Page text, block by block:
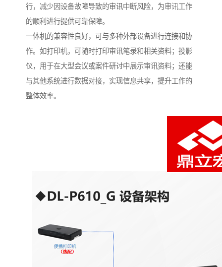
行，减少因设备故障导致的审讯中断风险，为审讯工作
的顺利进行提供可靠保障。​
一体机的兼容性良好，可与多种外部设备进行连接和协
作。如打印机，可随时打印审讯笔录和相关资料；投影
仪，用于在大型会议或案件研讨中展示审讯资料；还能
与其他系统进行数据对接，实现信息共享，提升工作的
整体效率。​